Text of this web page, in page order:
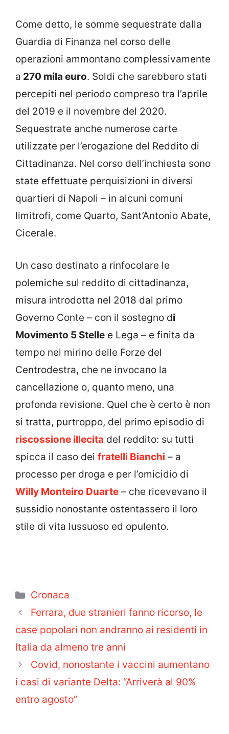
Come detto, le somme sequestrate dalla
Guardia di Finanza nel corso delle
operazioni ammontano complessivamente
a 270 mila euro. Soldi che sarebbero stati
percepiti nel periodo compreso tra l’aprile
del 2019 e il novembre del 2020.
Sequestrate anche numerose carte
utilizzate per l’erogazione del Reddito di
Cittadinanza. Nel corso dell’inchiesta sono
state effettuate perquisizioni in diversi
quartieri di Napoli – in alcuni comuni
limitrofi, come Quarto, Sant’Antonio Abate,
Cicerale.
Un caso destinato a rinfocolare le
polemiche sul reddito di cittadinanza,
misura introdotta nel 2018 dal primo
Governo Conte – con il sostegno di
Movimento 5 Stelle e Lega – e finita da
tempo nel mirino delle Forze del
Centrodestra, che ne invocano la
cancellazione o, quanto meno, una
profonda revisione. Quel che è certo è non
si tratta, purtroppo, del primo episodio di
riscossione illecita del reddito: su tutti
spicca il caso dei fratelli Bianchi – a
processo per droga e per l’omicidio di
Willy Monteiro Duarte – che ricevevano il
sussidio nonostante ostentassero il loro
stile di vita lussuoso ed opulento.
Categorie
Cronaca
Ferrara, due stranieri fanno ricorso, le
case popolari non andranno ai residenti in
Italia da almeno tre anni
Covid, nonostante i vaccini aumentano
i casi di variante Delta: “Arriverà al 90%
entro agosto”